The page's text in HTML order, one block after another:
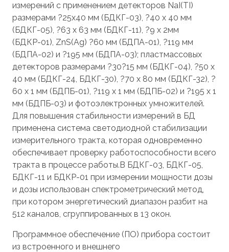
измерений с применением детекторов NaI(TI)
размерами ?25х40 мм (БДКГ-03), ?40 х 40 мм
(БДКГ-05), ?63 х 63 мм (БДКГ-11), ?9 х 2мм
(БДКР-01), ZnS(Ag) ?60 мм (БДПА-01), ?119 мм
(БДПА-02) и ?195 мм (БДПА-03); пластмассовых
детекторов размерами ?30?15 мм (БДКГ-04), ?50 х
40 мм (БДКГ-24, БДКГ-30), ?70 х 80 мм (БДКГ-32), ?
60 х 1 мм (БДПБ-01), ?119 х 1 мм (БДПБ-02) и ?195 х 1
мм (БДПБ-03) и фотоэлектронных умножителей.
Для повышения стабильности измерений в БД
применена система светодиодной стабилизации
измерительного тракта, которая одновременно
обеспечивает проверку работоспособности всего
тракта в процессе работы.В БДКГ-03, БДКГ-05,
БДКГ-11 и БДКР-01 при измерении мощности дозы
и дозы использован спектрометрический метод,
при котором энергетический диапазон разбит на
512 каналов, сгруппированных в 13 окон.
Программное обеспечение (ПО) прибора состоит
из встроенного и внешнего